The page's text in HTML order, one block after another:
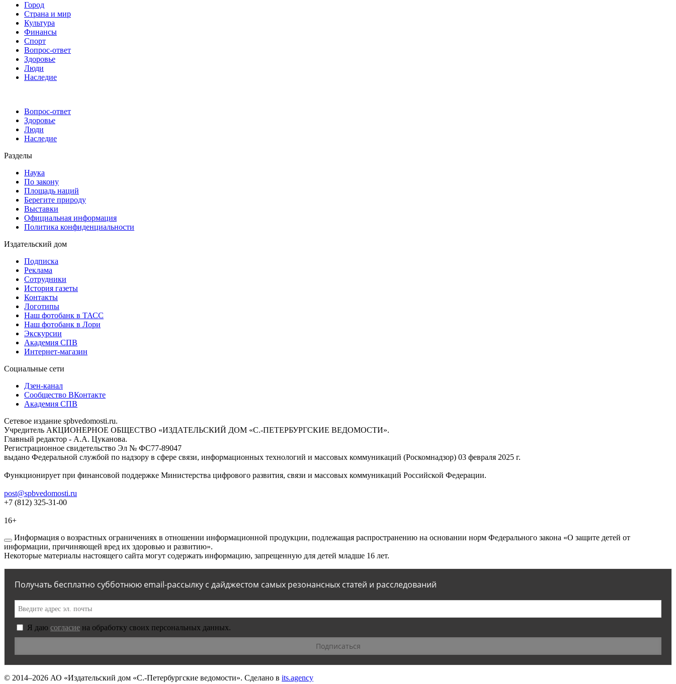
Город
Страна и мир
Культура
Финансы
Спорт
Вопрос-ответ
Здоровье
Люди
Наследие
Вопрос-ответ
Здоровье
Люди
Наследие
Разделы
Наука
По закону
Площадь наций
Берегите природу
Выставки
Официальная информация
Политика конфиденциальности
Издательский дом
Подписка
Реклама
Сотрудники
История газеты
Контакты
Логотипы
Наш фотобанк в ТАСС
Наш фотобанк в Лори
Экскурсии
Академия СПВ
Интернет-магазин
Социальные сети
Дзен-канал
Сообщество ВКонтакте
Академия СПВ
Сетевое издание spbvedomosti.ru.
Учредитель АКЦИОНЕРНОЕ ОБЩЕСТВО «ИЗДАТЕЛЬСКИЙ ДОМ «С.-ПЕТЕРБУРГСКИЕ ВЕДОМОСТИ».
Главный редактор - А.А. Цуканова.
Регистрационное свидетельство Эл № ФС77-89047
выдано Федеральной службой по надзору в сфере связи, информационных технологий и массовых коммуникаций (Роскомнадзор) 03 февраля 2025 г.
Функционирует при финансовой поддержке Министерства цифрового развития, связи и массовых коммуникаций Российской Федерации.
post@spbvedomosti.ru
+7 (812) 325-31-00
16+
Информация о возрастных ограничениях в отношении информационной продукции, подлежащая распространению на основании норм Федерального закона «О защите детей от
информации, причиняющей вред их здоровью и развитию».
Некоторые материалы настоящего сайта могут содержать информацию, запрещенную для детей младше 16 лет.
Получать бесплатно субботнюю email-рассылку с дайджестом самых резонансных статей и расследований
Я даю согласие на обработку своих персональных данных.
© 2014–2026 АО «Издательский дом «С.-Петербургские ведомости». Сделано в its.agency